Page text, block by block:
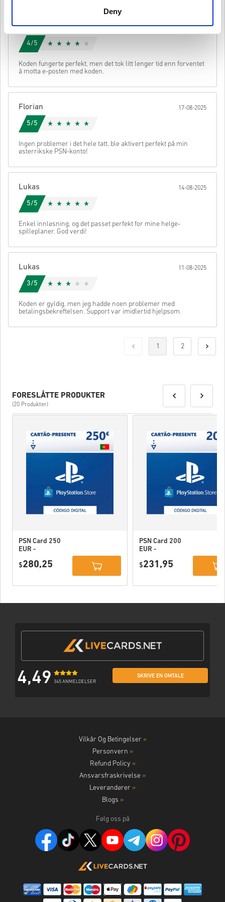
Deny
• Velg produktet ditt
• Velg ønsket betalingsmetode
• Fullfør bestillingen
Når det er gjort, får du en e-post med en sikker lenke for å få
originalspillet for å spille denne utvidelsen.
Avbryt Send
Florian 20-08-2025
4/5
Koden fungerte perfekt, men det tok litt lenger tid enn forventet
å motta e-posten med koden.
Florian 17-08-2025
5/5
Ingen problemer i det hele tatt, ble aktivert perfekt på min
østerrikske PSN-konto!
Lukas 14-08-2025
5/5
Enkel innløsning, og det passet perfekt for mine helge-
spilleplaner. God verdi!
Lukas 11-08-2025
3/5
Koden er gyldig, men jeg hadde noen problemer med
betalingsbekreftelsen. Support var imidlertid hjelpsom.
1 2
FORESLÅTTE PRODUKTER
(20 Produkter)
PSN Card 250
EUR -
Network
$280,25
PSN Card 200
EUR -
Network
$231,95
4,49 345 ANMELDELSER
SKRIVE EN OMTALE
Vilkår Og Betingelser »
Personvern »
Refund Policy »
Ansvarsfraskrivelse »
Leverandører »
Blogs »
Følg oss på